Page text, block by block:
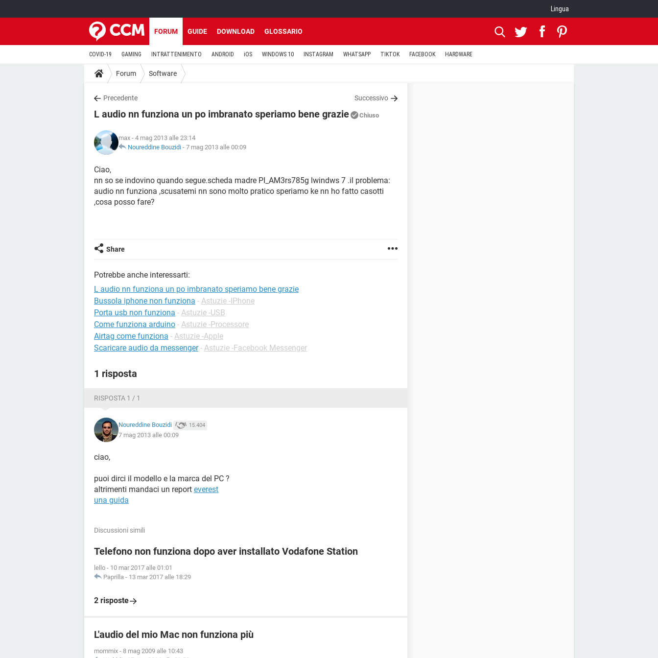
Lingua
FORUM GUIDE DOWNLOAD GLOSSARIO
COVID-19 GAMING INTRATTENIMENTO ANDROID iOS WINDOWS 10 INSTAGRAM WHATSAPP TIKTOK FACEBOOK HARDWARE
Forum Software
Precedente Successivo
L audio nn funziona un po imbranato speriamo bene grazie Chiuso
max - 4 mag 2013 alle 23:14
Noureddine Bouzidi - 7 mag 2013 alle 00:09
Ciao,
nn so se indovino quando segue.scheda madre PI_AM3rs785g lwindws 7 .il problema:
audio nn funziona ,scusatemi nn sono molto pratico speriamo ke nn ho fatto casotti
,cosa posso fare?
Share
Potrebbe anche interessarti:
L audio nn funziona un po imbranato speriamo bene grazie
Bussola iphone non funziona - Astuzie -IPhone
Porta usb non funziona - Astuzie -USB
Come funziona arduino - Astuzie -Processore
Airtag come funziona - Astuzie -Apple
Scaricare audio da messenger - Astuzie -Facebook Messenger
1 risposta
RISPOSTA 1 / 1
Noureddine Bouzidi 15.404
7 mag 2013 alle 00:09
ciao,
puoi dirci il modello e la marca del PC ?
altrimenti mandaci un report everest
una guida
Discussioni simili
Telefono non funziona dopo aver installato Vodafone Station
lello - 10 mar 2017 alle 01:01
Paprilla - 13 mar 2017 alle 18:29
2 risposte
L'audio del mio Mac non funziona più
mommix - 8 mag 2009 alle 10:43